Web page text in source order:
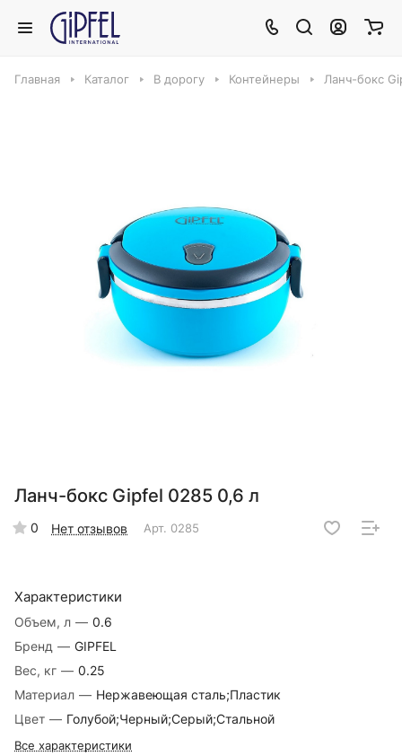
Главная Каталог В дорогу Контейнеры Ланч-бокс
Ланч-бокс Gipfel 0285 0,6 л
0 Нет отзывов Арт. 0285
Характеристики
Объем, л — 0.6
Бренд — GIPFEL
Вес, кг — 0.25
Материал — Нержавеющая сталь;Пластик
Цвет — Голубой;Черный;Серый;Стальной
Все характеристики